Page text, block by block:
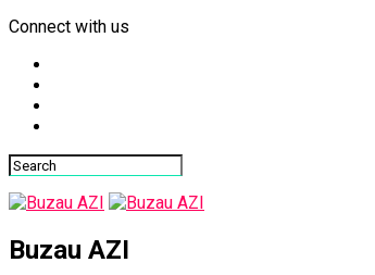
Connect with us
Buzau AZI